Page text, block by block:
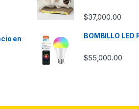
en
$37,000.00
BOMBILLO LED
$55,000.00